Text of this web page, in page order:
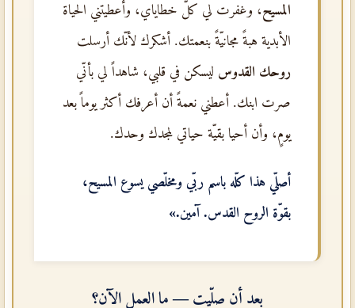
المسيح، وغفرت لي كلّ خطاياي، وأعطيتني الحياة
الأبدية هبةً مجانيّةً بنعمتك. أشكرك لأنّك أرسلت
روحك القدوس ليسكن في قلبي، شاهداً لي بأنّي
صرت ابنك. أعطني نعمةً أن أعرفك أكثر يوماً بعد
يومٍ، وأن أحيا بقيّة حياتي لمجدك وحدك.
أصلّي هذا كلّه باسم ربّي ومخلّصي يسوع المسيح،
بقوّة الروح القدس. آمين.»
بعد أن صلّيت — ما العمل الآن؟